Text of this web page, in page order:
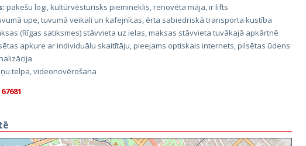
pakešu logi, kultūrvēsturisks piemineklis, renovēta māja, ir lifts
upe, tuvumā veikali un kafejnīcas, ērta sabiedriskā transporta kustība
(Rīgas satiksmes) stāvvieta uz ielas, maksas stāvvieta tuvākajā apkārtnē
apkure ar individuālu skaitītāju, pieejams optiskais internets, pilsētas ūdens
telpa, videonovērošana
67681